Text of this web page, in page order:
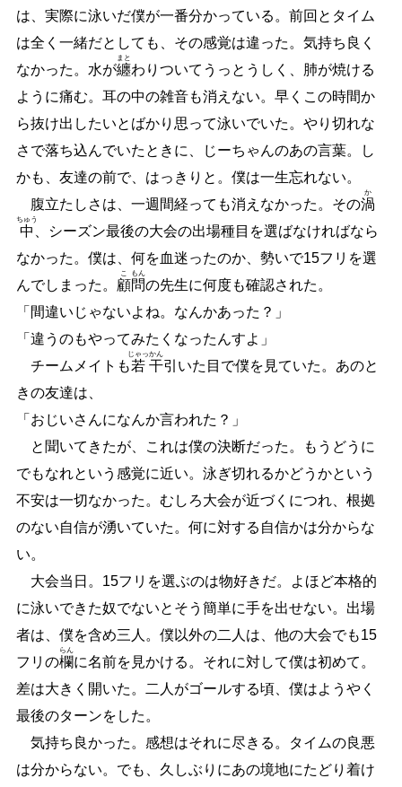
は、実際に泳いだ僕が一番分かっている。前回とタイム
は全く一緒だとしても、その感覚は違った。気持ち良く
なかった。水が纏
まと
わりついてうっとうしく、肺が焼ける
ように痛む。耳の中の雑音も消えない。早くこの時間か
ら抜け出したいとばかり思って泳いでいた。やり切れな
さで落ち込んでいたときに、じーちゃんのあの言葉。し
かも、友達の前で、はっきりと。僕は一生忘れない。
腹立たしさは、一週間経っても消えなかった。その渦
か
中
ちゅう
、シーズン最後の大会の出場種目を選ばなければなら
なかった。僕は、何を血迷ったのか、勢いで15フリを選
んでしまった。 顧
こ
問
もん
の先生に何度も確認された。
「間違いじゃないよね。なんかあった？」
「違うのもやってみたくなったんすよ」
チームメイトも若
じゃっ
干
かん
引いた目で僕を見ていた。あのと
きの友達は、
「おじいさんになんか言われた？」
と聞いてきたが、これは僕の決断だった。もうどうに
でもなれという感覚に近い。泳ぎ切れるかどうかという
不安は一切なかった。むしろ大会が近づくにつれ、根拠
のない自信が湧いていた。何に対する自信かは分からな
い。
大会当日。15フリを選ぶのは物好きだ。よほど本格的
に泳いできた奴でないとそう簡単に手を出せない。出場
者は、僕を含め三人。僕以外の二人は、他の大会でも15
フリの欄
らん
に名前を見かける。それに対して僕は初めて。
差は大きく開いた。二人がゴールする頃、僕はようやく
最後のターンをした。
気持ち良かった。感想はそれに尽きる。タイムの良悪
は分からない。でも、久しぶりにあの境地にたどり着け